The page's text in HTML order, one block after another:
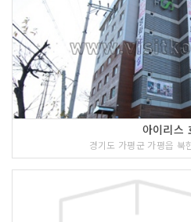
아이리스
경기도 가평군 가평읍